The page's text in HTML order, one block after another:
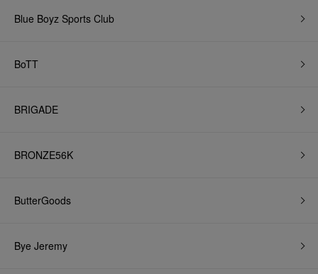
Blue Boyz Sports Club
BoTT
BRIGADE
BRONZE56K
ButterGoods
Bye Jeremy